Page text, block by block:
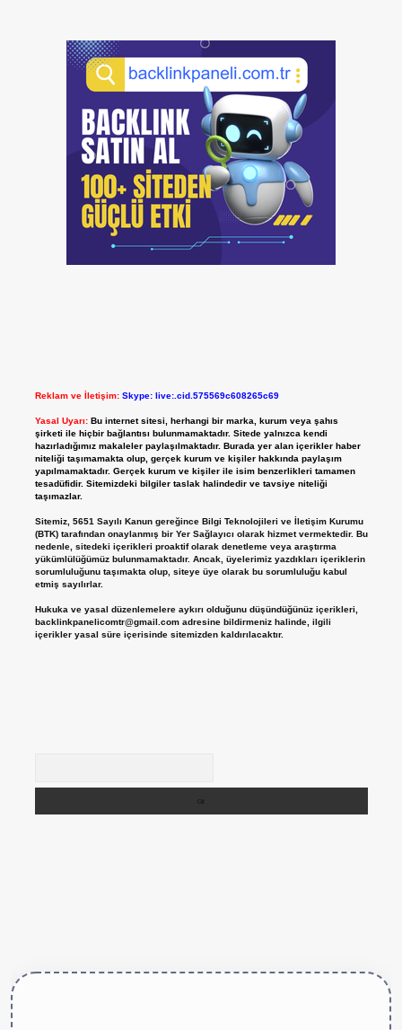
Reklam ve İletişim: Skype: live:.cid.575569c608265c69
Yasal Uyarı: Bu internet sitesi, herhangi bir marka, kurum veya şahıs
şirketi ile hiçbir bağlantısı bulunmamaktadır. Sitede yalnızca kendi
hazırladığımız makaleler paylaşılmaktadır. Burada yer alan içerikler haber
niteliği taşımamakta olup, gerçek kurum ve kişiler hakkında paylaşım
yapılmamaktadır. Gerçek kurum ve kişiler ile isim benzerlikleri tamamen
tesadüfidir. Sitemizdeki bilgiler taslak halindedir ve tavsiye niteliği
taşımazlar.
Sitemiz, 5651 Sayılı Kanun gereğince Bilgi Teknolojileri ve İletişim Kurumu
(BTK) tarafından onaylanmış bir Yer Sağlayıcı olarak hizmet vermektedir. Bu
nedenle, sitedeki içerikleri proaktif olarak denetleme veya araştırma
yükümlülüğümüz bulunmamaktadır. Ancak, üyelerimiz yazdıkları içeriklerin
sorumluluğunu taşımakta olup, siteye üye olarak bu sorumluluğu kabul
etmiş sayılırlar.
Hukuka ve yasal düzenlemelere aykırı olduğunu düşündüğünüz içerikleri,
backlinkpanelicomtr@gmail.comadresine bildirmeniz halinde, ilgili
içerikler yasal süre içerisinde sitemizden kaldırılacaktır.